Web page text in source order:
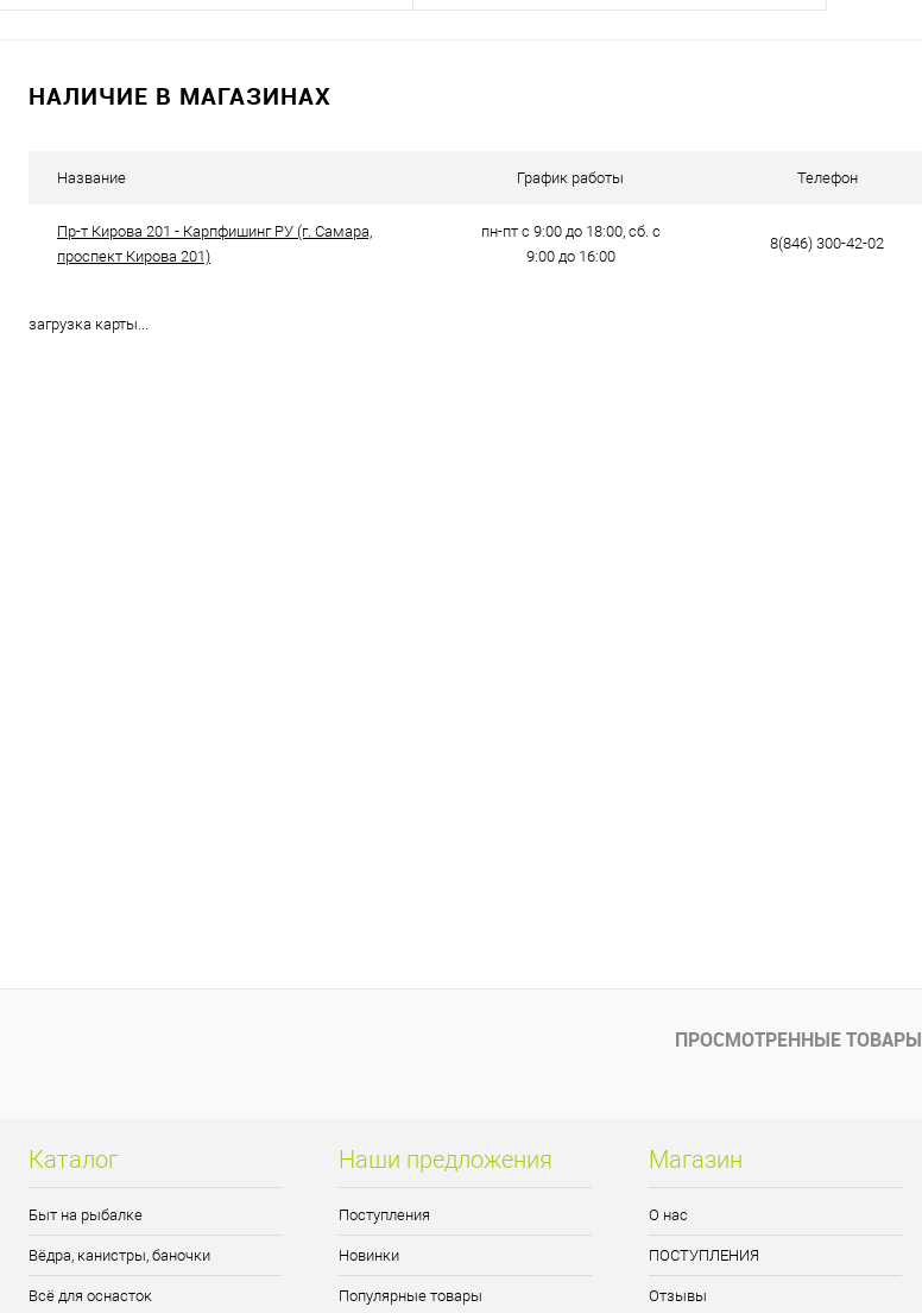
НАЛИЧИЕ В МАГАЗИНАХ
Название График работы Телефон
Пр-т Кирова 201 - Карпфишинг РУ (г. Самара,
проспект Кирова 201)
пн-пт с 9:00 до 18:00, сб. с
9:00 до 16:00
8(846) 300-42-02
загрузка карты...
ПРОСМОТРЕННЫЕ ТОВАРЫ
Каталог
Быт на рыбалке
Вёдра, канистры, баночки
Всё для оснасток
Наши предложения
Поступления
Новинки
Популярные товары
Магазин
О нас
ПОСТУПЛЕНИЯ
Отзывы